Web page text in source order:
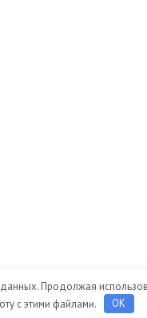
Продолжая
с этими файлами.
OK